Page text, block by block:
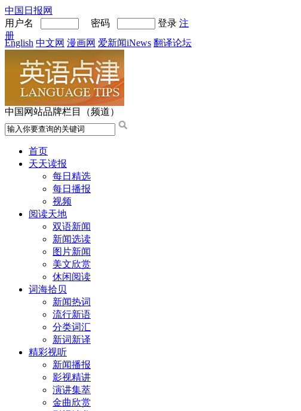
中国日报网
用户名
密码 登录 注
册
English 中文网 漫画网 爱新闻iNews 翻译论坛
中国网站品牌栏目（频道）
首页
天天读报
每日精选
每日播报
视频
阅读天地
双语新闻
新闻选读
图片新闻
美文欣赏
休闲阅读
词海拾贝
新闻热词
流行新语
分类词汇
新词新译
精彩视听
新闻播报
影视精讲
演讲集萃
金曲欣赏